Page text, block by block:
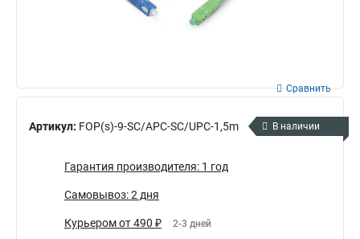
Артикул: FOP(s)-9-SC/APC-SC/UPC-1,5m
Сравнить
В наличии
Гарантия производителя: 1 год
Самовывоз: 2 дня
Курьером от 490 ₽ 2-3 дней